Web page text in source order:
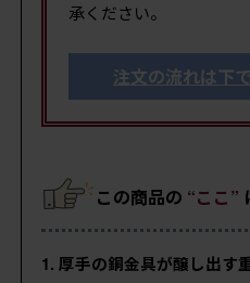
承ください。
注文の流れは下
この商品の “ここ”
1. 厚手の銅金具が醸し出す